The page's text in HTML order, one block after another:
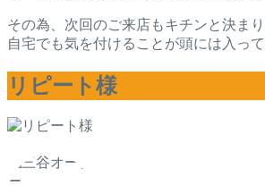
その為、次回のご来店もキチンと決ま
自宅でも気を付けることが頭には入って
リピート様